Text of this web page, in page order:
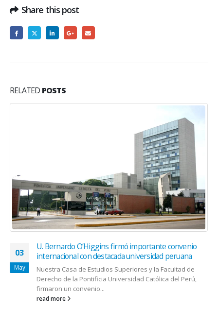
Share this post
RELATED POSTS
03
May
U. Bernardo O’Higgins firmó importante convenio
internacional con destacada universidad peruana
Nuestra Casa de Estudios Superiores y la Facultad de
Derecho de la Pontificia Universidad Católica del Perú,
firmaron un convenio...
read more